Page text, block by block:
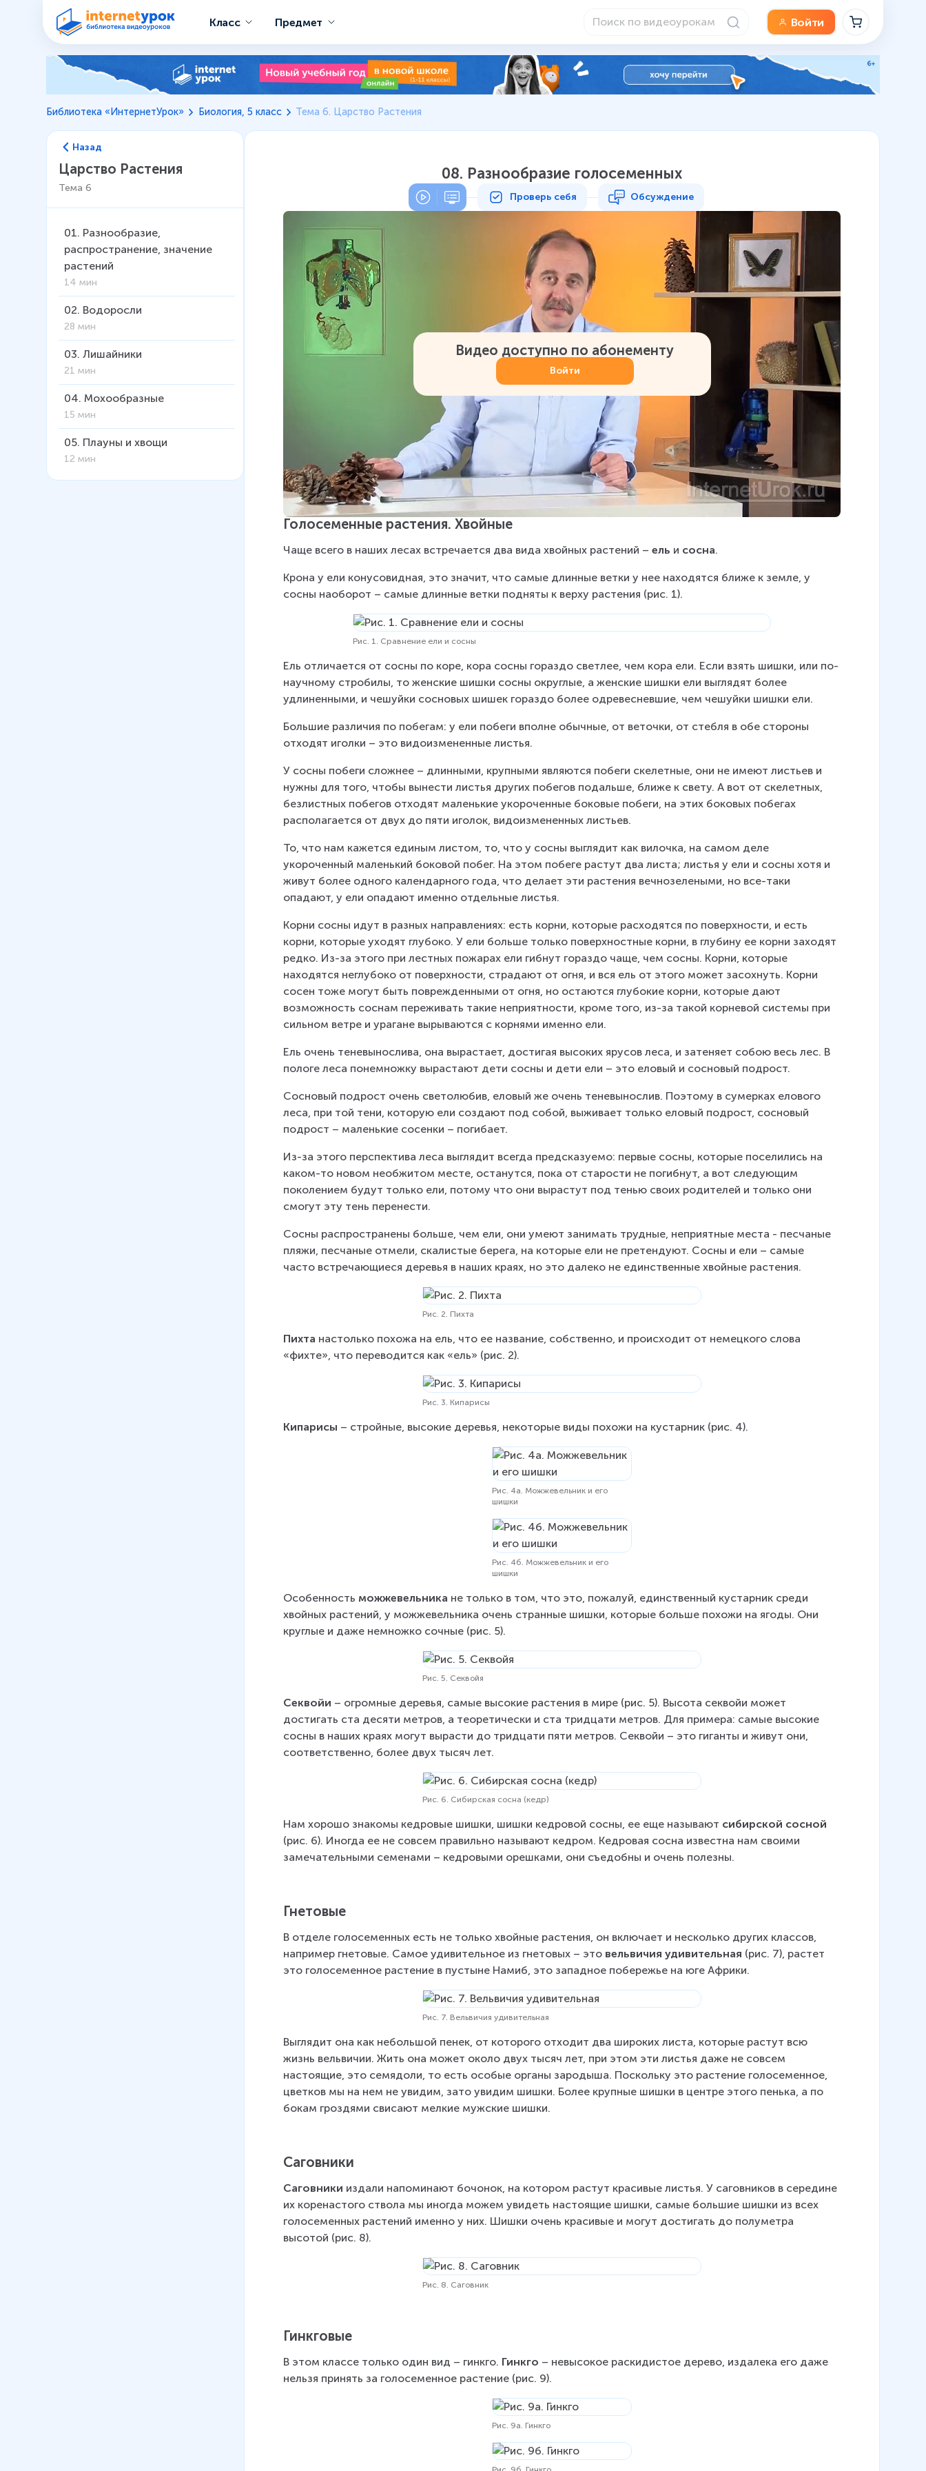
Класс Предмет Войти
Библиотека «ИнтернетУрок» Биология, 5 класс Тема 6. Царство Растения
Назад
Царство Растения
Тема 6
01. Разнообразие,
распространение, значение
растений
14 мин
02. Водоросли
28 мин
03. Лишайники
21 мин
04. Мохообразные
15 мин
05. Плауны и хвощи
12 мин
08. Разнообразие голосеменных
Проверь себя Обсуждение
Видео доступно по абонементу
Войти
Голосеменные растения. Хвойные
Чаще всего в наших лесах встречается два вида хвойных растений – ель и сосна.
Крона у ели конусовидная, это значит, что самые длинные ветки у нее находятся ближе к земле, у
сосны наоборот – самые длинные ветки подняты к верху растения (рис. 1).
Рис. 1. Сравнение ели и сосны
Ель отличается от сосны по коре, кора сосны гораздо светлее, чем кора ели. Если взять шишки, или по-
научному стробилы, то женские шишки сосны округлые, а женские шишки ели выглядят более
удлиненными, и чешуйки сосновых шишек гораздо более одревесневшие, чем чешуйки шишки ели.
Большие различия по побегам: у ели побеги вполне обычные, от веточки, от стебля в обе стороны
отходят иголки – это видоизмененные листья.
У сосны побеги сложнее – длинными, крупными являются побеги скелетные, они не имеют листьев и
нужны для того, чтобы вынести листья других побегов подальше, ближе к свету. А вот от скелетных,
безлистных побегов отходят маленькие укороченные боковые побеги, на этих боковых побегах
располагается от двух до пяти иголок, видоизмененных листьев.
То, что нам кажется единым листом, то, что у сосны выглядит как вилочка, на самом деле
укороченный маленький боковой побег. На этом побеге растут два листа; листья у ели и сосны хотя и
живут более одного календарного года, что делает эти растения вечнозелеными, но все-таки
опадают, у ели опадают именно отдельные листья.
Корни сосны идут в разных направлениях: есть корни, которые расходятся по поверхности, и есть
корни, которые уходят глубоко. У ели больше только поверхностные корни, в глубину ее корни заходят
редко. Из-за этого при лестных пожарах ели гибнут гораздо чаще, чем сосны. Корни, которые
находятся неглубоко от поверхности, страдают от огня, и вся ель от этого может засохнуть. Корни
сосен тоже могут быть поврежденными от огня, но остаются глубокие корни, которые дают
возможность соснам переживать такие неприятности, кроме того, из-за такой корневой системы при
сильном ветре и урагане вырываются с корнями именно ели.
Ель очень теневынослива, она вырастает, достигая высоких ярусов леса, и затеняет собою весь лес. В
пологе леса понемножку вырастают дети сосны и дети ели – это еловый и сосновый подрост.
Сосновый подрост очень светолюбив, еловый же очень теневынослив. Поэтому в сумерках елового
леса, при той тени, которую ели создают под собой, выживает только еловый подрост, сосновый
подрост – маленькие сосенки – погибает.
Из-за этого перспектива леса выглядит всегда предсказуемо: первые сосны, которые поселились на
каком-то новом необжитом месте, останутся, пока от старости не погибнут, а вот следующим
поколением будут только ели, потому что они вырастут под тенью своих родителей и только они
смогут эту тень перенести.
Сосны распространены больше, чем ели, они умеют занимать трудные, неприятные места - песчаные
пляжи, песчаные отмели, скалистые берега, на которые ели не претендуют. Сосны и ели – самые
часто встречающиеся деревья в наших краях, но это далеко не единственные хвойные растения.
Рис. 2. Пихта
Пихта настолько похожа на ель, что ее название, собственно, и происходит от немецкого слова
«фихте», что переводится как «ель» (рис. 2).
Рис. 3. Кипарисы
Кипарисы – стройные, высокие деревья, некоторые виды похожи на кустарник (рис. 4).
Рис. 4а. Можжевельник и его
шишки
Рис. 4б. Можжевельник и его
шишки
Особенность можжевельника не только в том, что это, пожалуй, единственный кустарник среди
хвойных растений, у можжевельника очень странные шишки, которые больше похожи на ягоды. Они
круглые и даже немножко сочные (рис. 5).
Рис. 5. Секвойя
Секвойи – огромные деревья, самые высокие растения в мире (рис. 5). Высота секвойи может
достигать ста десяти метров, а теоретически и ста тридцати метров. Для примера: самые высокие
сосны в наших краях могут вырасти до тридцати пяти метров. Секвойи – это гиганты и живут они,
соответственно, более двух тысяч лет.
Рис. 6. Сибирская сосна (кедр)
Нам хорошо знакомы кедровые шишки, шишки кедровой сосны, ее еще называют сибирской сосной
(рис. 6). Иногда ее не совсем правильно называют кедром. Кедровая сосна известна нам своими
замечательными семенами – кедровыми орешками, они съедобны и очень полезны.
Гнетовые
В отделе голосеменных есть не только хвойные растения, он включает и несколько других классов,
например гнетовые. Самое удивительное из гнетовых – это вельвичия удивительная (рис. 7), растет
это голосеменное растение в пустыне Намиб, это западное побережье на юге Африки.
Рис. 7. Вельвичия удивительная
Выглядит она как небольшой пенек, от которого отходит два широких листа, которые растут всю
жизнь вельвичии. Жить она может около двух тысяч лет, при этом эти листья даже не совсем
настоящие, это семядоли, то есть особые органы зародыша. Поскольку это растение голосеменное,
цветков мы на нем не увидим, зато увидим шишки. Более крупные шишки в центре этого пенька, а по
бокам гроздями свисают мелкие мужские шишки.
Саговники
Саговники издали напоминают бочонок, на котором растут красивые листья. У саговников в середине
их коренастого ствола мы иногда можем увидеть настоящие шишки, самые большие шишки из всех
голосеменных растений именно у них. Шишки очень красивые и могут достигать до полуметра
высотой (рис. 8).
Рис. 8. Саговник
Гинкговые
В этом классе только один вид – гинкго. Гинкго – невысокое раскидистое дерево, издалека его даже
нельзя принять за голосеменное растение (рис. 9).
Рис. 9а. Гинкго